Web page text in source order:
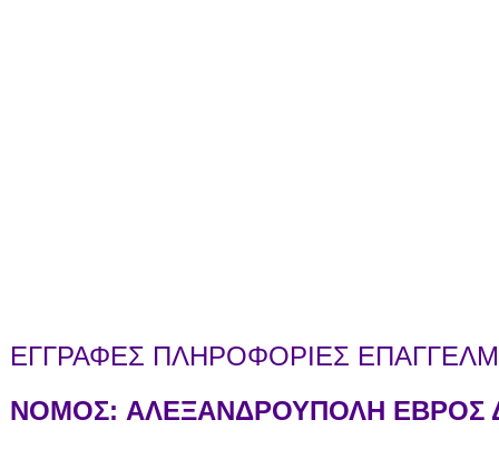
ΕΓΓΡΑΦΕΣ ΠΛΗΡΟΦΟΡΙΕΣ
ΝΟΜΟΣ: ΑΛΕΞΑΝΔΡΟΥΠΟΛΗ ΕΒΡΟΣ